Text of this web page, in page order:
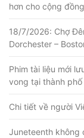
hơn cho cộng
18/7/2026: Chợ
Dorchester –
Phim tài liệu mới
vong tại thành
Chi tiết về người
Juneteenth không